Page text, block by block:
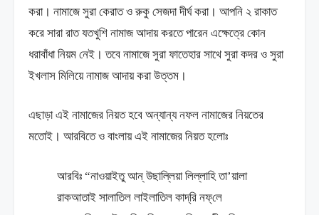
করা। নামাজে সুরা কেরাত ও রুকু সেজদা দীর্ঘ করা। আপনি ২ রাকাত
করে সারা রাত যতখুশি নামাজ আদায় করতে পারেন এক্ষেত্রে কোন
ধরাবাঁধা নিয়ম নেই। তবে নামাজে সুরা ফাতেহার সাথে সুরা কদর ও সুরা
ইখলাস মিলিয়ে নামাজ আদায় করা উত্তম।
এছাড়া এই নামাজের নিয়ত হবে অন্যান্য নফল নামাজের নিয়তের
মতোই। আরবিতে ও বাংলায় এই নামাজের নিয়ত হলোঃ
আরবিঃ “নাওয়াইতু আন্‌ উছাল্লিয়া লিল্লাহি তা’য়ালা
রাকআতাই সালাতিল লাইলাতিল কাদ্‌রি নফ্‌লে